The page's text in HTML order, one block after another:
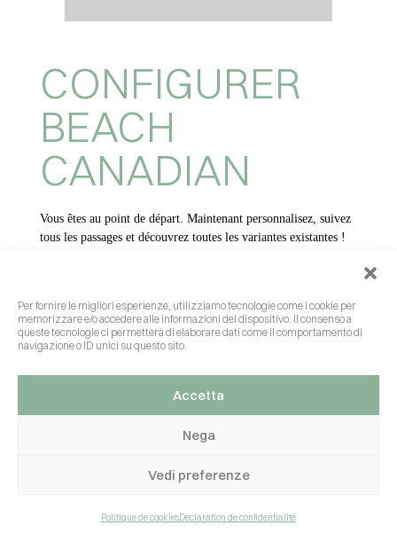
Per fornire le migliori esperienze, utilizziamo tecnologie come i cookie per
memorizzare e/o accedere alle informazioni del dispositivo. Il consenso a
queste tecnologie ci permetterà di elaborare dati come il comportamento di
navigazione o ID unici su questo sito.
Accetta
Nega
Vedi preferenze
Politique de cookiesDéclaration de confidentialité
CONFIGURER
BEACH
CANADIAN
Vous êtes au point de départ. Maintenant personnalisez, suivez
tous les passages et découvrez toutes les variantes existantes !
COMMENCEZ !